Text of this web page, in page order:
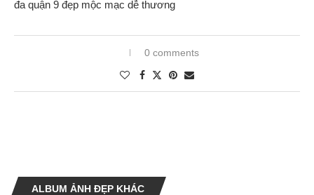
0 comments
ALBUM ẢNH ĐẸP KHÁC